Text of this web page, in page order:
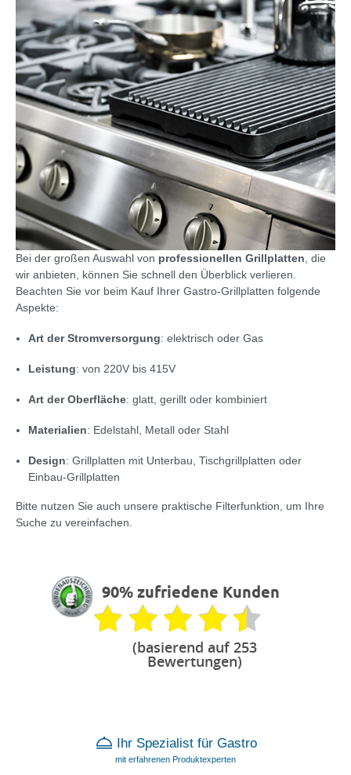
Bei der großen Auswahl von professionellen Grillplatten , die
wir anbieten, können Sie schnell den Überblick verlieren.
Beachten Sie vor beim Kauf Ihrer Gastro-Grillplatten folgende
Aspekte:
Art der Stromversorgung: elektrisch oder Gas
Leistung: von 220V bis 415V
Art der Oberfläche: glatt, gerillt oder kombiniert
Materialien: Edelstahl, Metall oder Stahl
Design: Grillplatten mit Unterbau, Tischgrillplatten oder
Einbau-Grillplatten
Bitte nutzen Sie auch unsere praktische Filterfunktion, um Ihre
Suche zu vereinfachen.
90% zufriedene Kunden
(basierend auf 253
Bewertungen)
Ihr Spezialist für Gastro
mit erfahrenen Produktexperten